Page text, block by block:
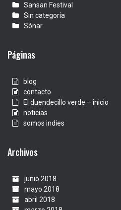
Sansan Festival
Sin categoría
Sónar
Páginas
blog
contacto
El duendecillo verde – inicio
noticias
somos indies
Archivos
junio 2018
mayo 2018
abril 2018